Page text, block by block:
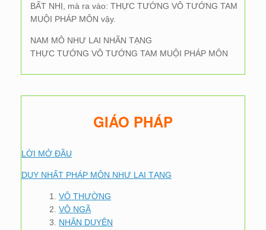
BẤT NHỊ, mà ra vào: THỰC TƯỚNG VÔ TƯỚNG TAM
MUỘI PHÁP MÔN vậy.
NAM MÔ NHƯ LAI NHÃN TẠNG
THỰC TƯỚNG VÔ TƯỚNG TAM MUỘI PHÁP MÔN
GIÁO PHÁP
LỜI MỞ ĐẦU
DUY NHẤT PHÁP MÔN NHƯ LAI TẠNG
VÔ THƯỜNG
VÔ NGÃ
NHÂN DUYÊN